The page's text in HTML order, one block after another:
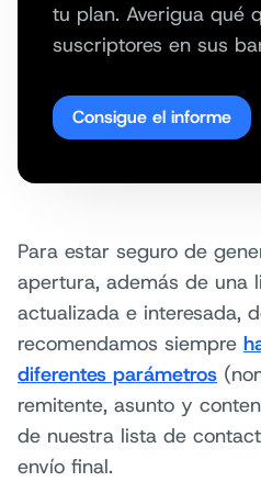
tu plan. Averigua qué
suscriptores en sus
Consigue el informe
Para estar seguro de
apertura, además de una
actualizada e interesada,
recomendamos siempre
diferentes parámetros
remitente, asunto y
de nuestra lista de
envío final.